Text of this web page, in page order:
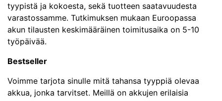
tyypistä ja kokoesta, sekä tuotteen saatavuudesta
varastossamme. Tutkimuksen mukaan Euroopassa
akun tilausten keskimääräinen toimitusaika on 5-10
työpäivää.
Bestseller
Voimme tarjota sinulle mitä tahansa tyyppiä olevaa
akkua, jonka tarvitset. Meillä on akkujen erilaisia